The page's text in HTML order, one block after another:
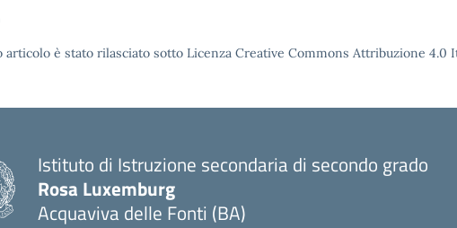
è stato rilasciato sotto Licenza Creative Commons Attribuzione 4.0
Istituto di Istruzione secondaria di secondo grado
Rosa Luxemburg
Acquaviva delle Fonti (BA)